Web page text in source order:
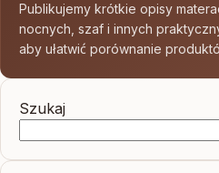
Publikujemy krótkie opisy
nocnych, szaf i innych
aby ułatwić porównanie
Szukaj